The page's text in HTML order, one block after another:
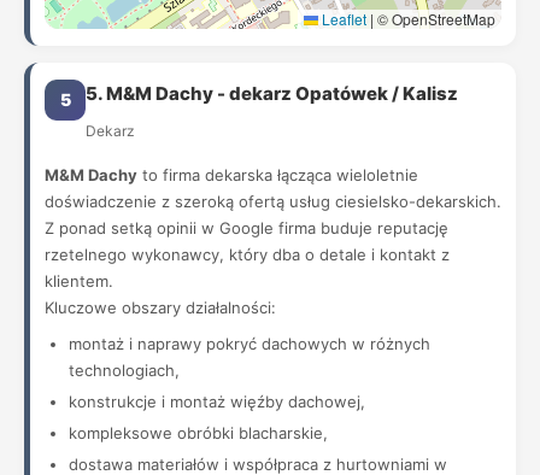
Leaflet | © OpenStreetMap
5 5. M&M Dachy - dekarz Opatówek / Kalisz
Dekarz
M&M Dachy to firma dekarska łącząca wieloletnie
doświadczenie z szeroką ofertą usług ciesielsko-dekarskich.
Z ponad setką opinii w Google firma buduje reputację
rzetelnego wykonawcy, który dba o detale i kontakt z
klientem.
Kluczowe obszary działalności:
montaż i naprawy pokryć dachowych w różnych
technologiach,
konstrukcje i montaż więźby dachowej,
kompleksowe obróbki blacharskie,
dostawa materiałów i współpraca z hurtowniami w